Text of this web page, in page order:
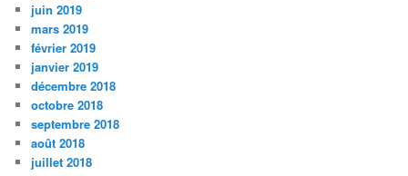
juin 2019
mars 2019
février 2019
janvier 2019
décembre 2018
octobre 2018
septembre 2018
août 2018
juillet 2018